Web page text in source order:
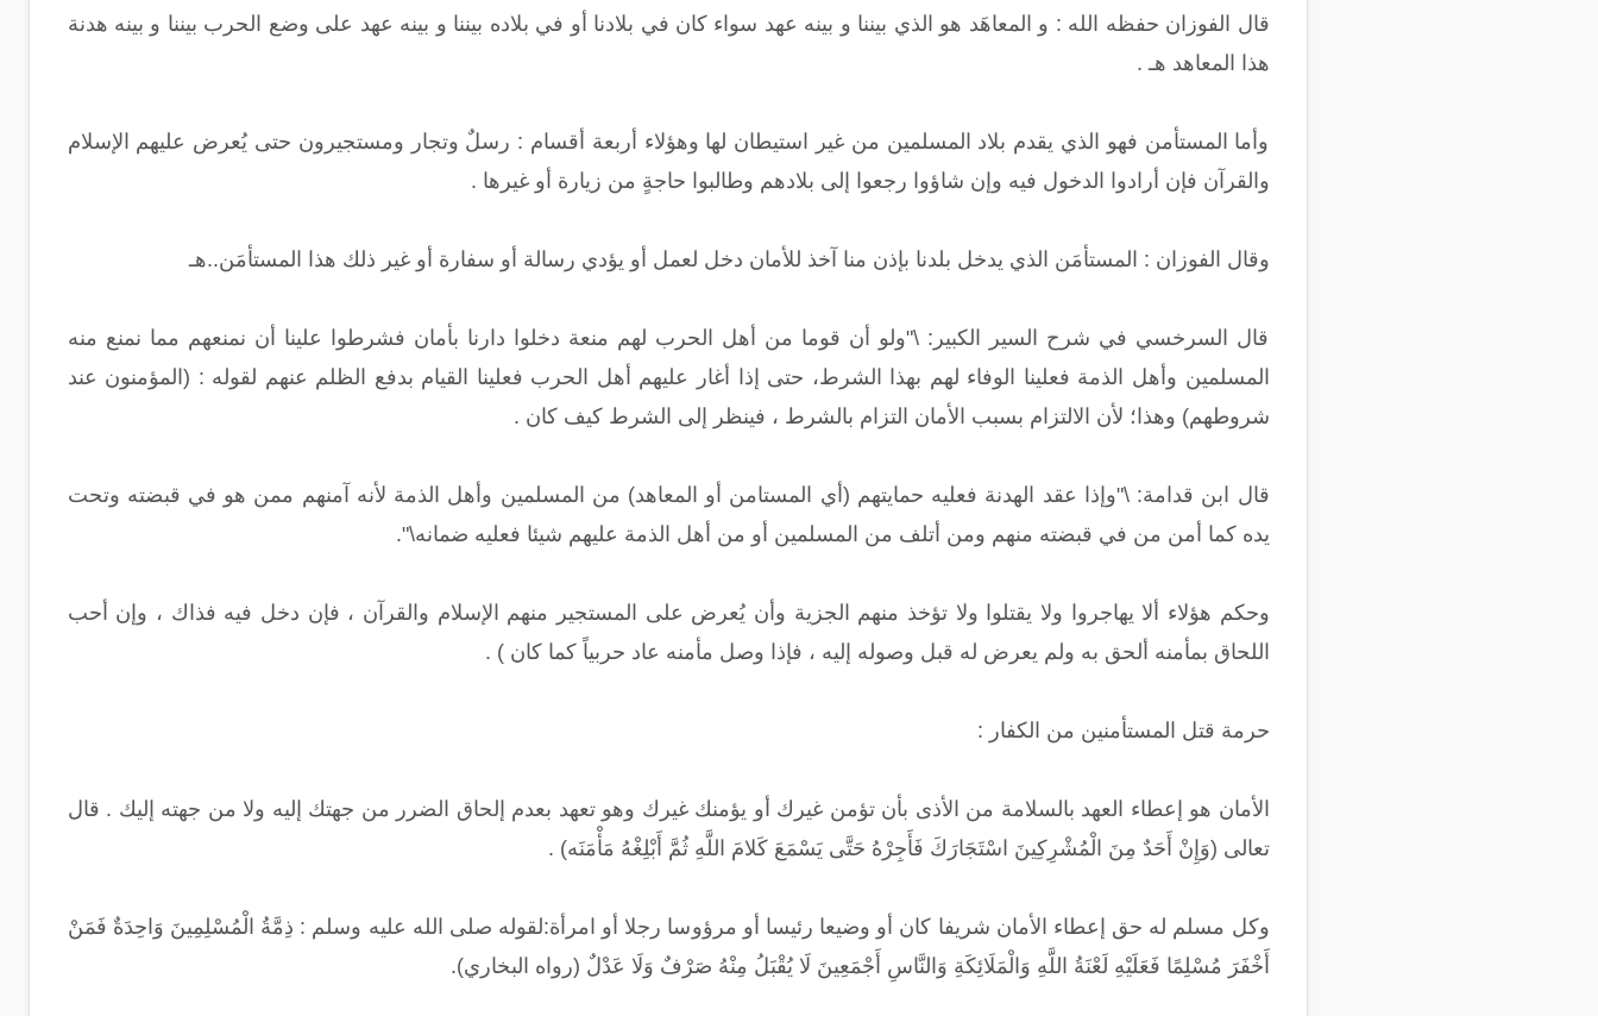
قال الفوزان حفظه الله : و المعاهَد هو الذي بيننا و بينه عهد سواء كان في بلادنا أو في بلاده بيننا و بينه عهد على وضع الحرب بيننا و بينه هدنة
هذا المعاهد هـ .
وأما المستأمن فهو الذي يقدم بلاد المسلمين من غير استيطان لها وهؤلاء أربعة أقسام : رسلٌ وتجار ومستجيرون حتى يُعرض عليهم الإسلام
والقرآن فإن أرادوا الدخول فيه وإن شاؤوا رجعوا إلى بلادهم وطالبوا حاجةٍ من زيارة أو غيرها .
وقال الفوزان : المستأمَن الذي يدخل بلدنا بإذن منا آخذ للأمان دخل لعمل أو يؤدي رسالة أو سفارة أو غير ذلك هذا المستأمَن..هـ
قال السرخسي في شرح السير الكبير: \"ولو أن قوما من أهل الحرب لهم منعة دخلوا دارنا بأمان فشرطوا علينا أن نمنعهم مما نمنع منه
المسلمين وأهل الذمة فعلينا الوفاء لهم بهذا الشرط، حتى إذا أغار عليهم أهل الحرب فعلينا القيام بدفع الظلم عنهم لقوله : (المؤمنون عند
شروطهم) وهذا؛ لأن الالتزام بسبب الأمان التزام بالشرط ، فينظر إلى الشرط كيف كان .
قال ابن قدامة: \"وإذا عقد الهدنة فعليه حمايتهم (أي المستامن أو المعاهد) من المسلمين وأهل الذمة لأنه آمنهم ممن هو في قبضته وتحت
يده كما أمن من في قبضته منهم ومن أتلف من المسلمين أو من أهل الذمة عليهم شيئا فعليه ضمانه\".
وحكم هؤلاء ألا يهاجروا ولا يقتلوا ولا تؤخذ منهم الجزية وأن يُعرض على المستجير منهم الإسلام والقرآن ، فإن دخل فيه فذاك ، وإن أحب
اللحاق بمأمنه ألحق به ولم يعرض له قبل وصوله إليه ، فإذا وصل مأمنه عاد حربياً كما كان ) .
حرمة قتل المستأمنين من الكفار :
الأمان هو إعطاء العهد بالسلامة من الأذى بأن تؤمن غيرك أو يؤمنك غيرك وهو تعهد بعدم إلحاق الضرر من جهتك إليه ولا من جهته إليك . قال
تعالى (وَإِنْ أَحَدٌ مِنَ الْمُشْرِكِينَ اسْتَجَارَكَ فَأَجِرْهُ حَتَّى يَسْمَعَ كَلامَ اللَّهِ ثُمَّ أَبْلِغْهُ مَأْمَنَه) .
وكل مسلم له حق إعطاء الأمان شريفا كان أو وضيعا رئيسا أو مرؤوسا رجلا أو امرأة:لقوله صلى الله عليه وسلم : ذِمَّةُ الْمُسْلِمِينَ وَاحِدَةٌ فَمَنْ
أَخْفَرَ مُسْلِمًا فَعَلَيْهِ لَعْنَةُ اللَّهِ وَالْمَلَائِكَةِ وَالنَّاسِ أَجْمَعِينَ لَا يُقْبَلُ مِنْهُ صَرْفٌ وَلَا عَدْلٌ (رواه البخاري).